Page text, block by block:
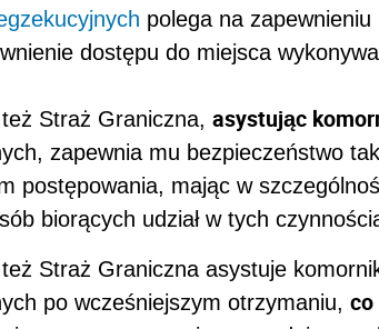
polega na
dostępu do miejsca
Straż Graniczna, asystując
zapewnia mu bezpieczeństwo
postępowania, mając w
biorących udział w tych
Straż Graniczna asystuje
po wcześniejszym otrzymaniu, co